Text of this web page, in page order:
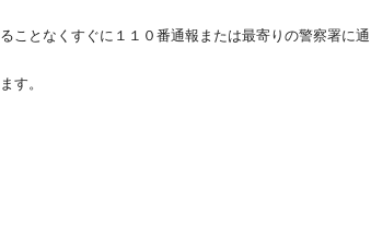
ことなくすぐに１１０番通報または最寄りの警察署に通
す。